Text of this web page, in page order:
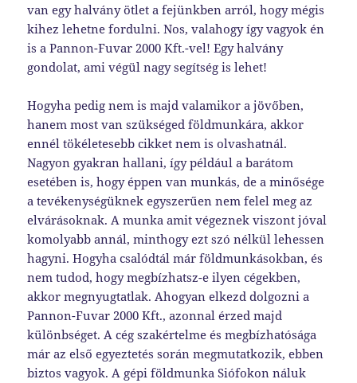
van egy halvány ötlet a fejünkben arról, hogy mégis
kihez lehetne fordulni. Nos, valahogy így vagyok én
is a Pannon-Fuvar 2000 Kft.-vel! Egy halvány
gondolat, ami végül nagy segítség is lehet!
Hogyha pedig nem is majd valamikor a jövőben,
hanem most van szükséged földmunkára, akkor
ennél tökéletesebb cikket nem is olvashatnál.
Nagyon gyakran hallani, így például a barátom
esetében is, hogy éppen van munkás, de a minősége
a tevékenységüknek egyszerűen nem felel meg az
elvárásoknak. A munka amit végeznek viszont jóval
komolyabb annál, minthogy ezt szó nélkül lehessen
hagyni. Hogyha csalódtál már földmunkásokban, és
nem tudod, hogy megbízhatsz-e ilyen cégekben,
akkor megnyugtatlak. Ahogyan elkezd dolgozni a
Pannon-Fuvar 2000 Kft., azonnal érzed majd
különbséget. A cég szakértelme és megbízhatósága
már az első egyeztetés során megmutatkozik, ebben
biztos vagyok. A gépi földmunka Siófokon náluk